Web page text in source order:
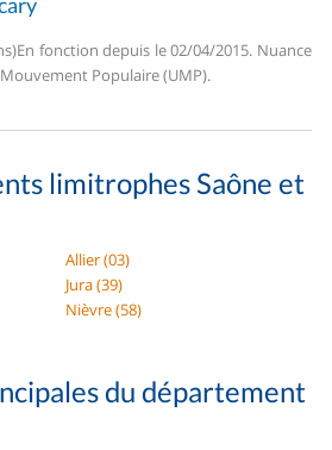
fonction depuis le 02/04/2015. Nuance
Populaire (UMP).
limitrophes Saône et
Allier (03)
Jura (39)
Nièvre (58)
du département